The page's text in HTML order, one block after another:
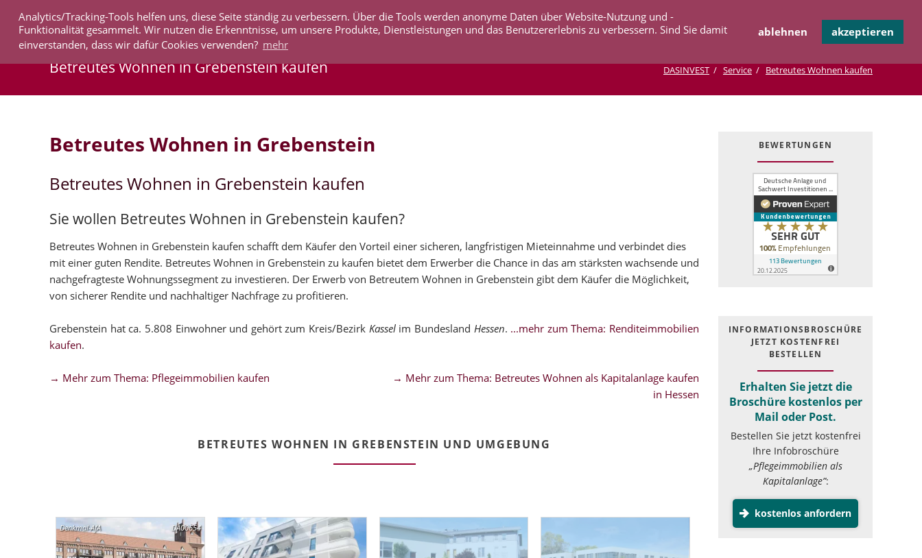
Analytics/Tracking-Tools helfen uns, diese Seite ständig zu verbessern. Über die Tools werden anonyme Daten über Website-Nutzung und -
Funktionalität gesammelt. Wir nutzen die Erkenntnisse, um unsere Produkte, Dienstleistungen und das Benutzererlebnis zu verbessern. Sind Sie damit
einverstanden, dass wir dafür Cookies verwenden? mehr
ablehnen akzeptieren
überspringen
IMMOBILIEN AKTUELLES UNTERNEHMEN SERVICE KOOPERATION KONTAKT
Betreutes Wohnen in Grebenstein kaufen DASINVEST Service Betreutes Wohnen kaufen
Betreutes Wohnen in Grebenstein
Betreutes Wohnen in Grebenstein kaufen
Sie wollen Betreutes Wohnen in Grebenstein kaufen?
Betreutes Wohnen in Grebenstein kaufen schafft dem Käufer den Vorteil einer sicheren, langfristigen Mieteinnahme und verbindet dies
mit einer guten Rendite. Betreutes Wohnen in Grebenstein zu kaufen bietet dem Erwerber die Chance in das am stärksten wachsende und
nachgefragteste Wohnungssegment zu investieren. Der Erwerb von Betreutem Wohnen in Grebenstein gibt dem Käufer die Möglichkeit,
von sicherer Rendite und nachhaltiger Nachfrage zu profitieren.
Grebenstein hat ca. 5.808 Einwohner und gehört zum Kreis/Bezirk Kasselim Bundesland Hessen. ...mehr zum Thema: Renditeimmobilien
kaufen.
→ Mehr zum Thema: Pflegeimmobilien kaufen
→ Mehr zum Thema: Betreutes Wohnen als Kapitalanlage kaufen
in Hessen
BETREUTES WOHNEN IN GREBENSTEIN UND UMGEBUNG
DA00654
Denkmal-AfA
BEWERTUNGEN
INFOR­MATIONS­BROSCHÜRE
JETZT KOSTEN­FREI
BESTELLEN
Erhalten Sie jetzt die
Broschüre kostenlos per
Mail oder Post.
Bestellen Sie jetzt kostenfrei
Ihre Infobroschüre
„Pflegeimmobilien als
Kapitalanlage”:
kostenlos anfordern